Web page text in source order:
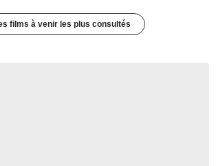
films à venir les plus consultés